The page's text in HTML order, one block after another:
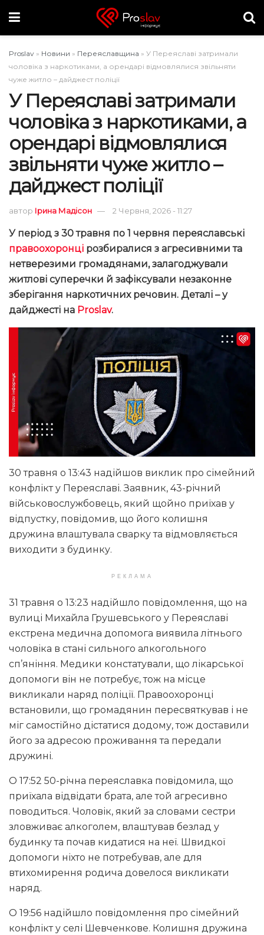
Proslav » Новини » Переяславщина » У Переяславі затримали
чоловіка з наркотиками, а орендарі відмовлялися звільняти
чуже житло – дайджест поліції
У Переяславі затримали
чоловіка з наркотиками, а
орендарі відмовлялися
звільняти чуже житло –
дайджест поліції
автор Ірина Мадісон 2 Червня, 2026 - 11:27
У період з 30 травня по 1 червня переяславські
правоохоронці розбиралися з агресивними та
нетверезими громадянами, залагоджували
житлові суперечки й зафіксували незаконне
зберігання наркотичних речовин. Деталі – у
дайджесті на Proslav.
30 травня о 13:43 надійшов виклик про сімейний
конфлікт у Переяславі. Заявник, 43-річний
військовослужбовець, який щойно приїхав у
відпустку, повідомив, що його колишня
дружина влаштувала сварку та відмовляється
виходити з будинку.
РЕКЛАМА
31 травня о 13:23 надійшло повідомлення, що на
вулиці Михайла Грушевського у Переяславі
екстрена медична допомога виявила літнього
чоловіка в стані сильного алкогольного
сп’яніння. Медики констатували, що лікарської
допомоги він не потребує, тож на місце
викликали наряд поліції. Правоохоронці
встановили, що громадянин пересвяткував і не
міг самостійно дістатися додому, тож доставили
його за адресою проживання та передали
дружині.
О 17:52 50-річна переяславка повідомила, що
приїхала відвідати брата, але той агресивно
поводиться. Чоловік, який за словами сестри
зловживає алкоголем, влаштував безлад у
будинку та почав кидатися на неї. Швидкої
допомоги ніхто не потребував, але для
втихомирення родича довелося викликати
наряд.
О 19:56 надійшло повідомлення про сімейний
конфлікт у селі Шевченкове. Колишня дружина